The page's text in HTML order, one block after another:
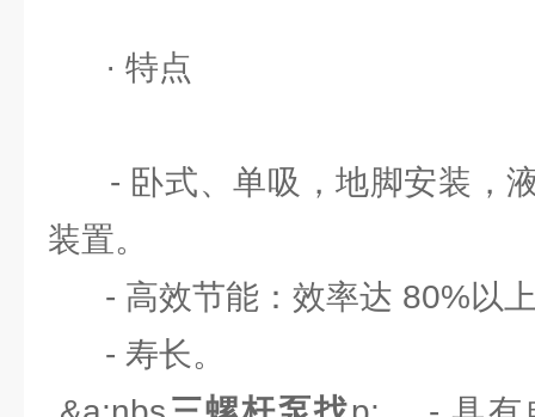
· 特点
- 卧式、单吸，地脚安装，
装置。
- 高效节能：效率达 80%以
- 寿长。